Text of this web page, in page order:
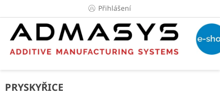
obsah
Přihlášení
PRYSKYŘICE